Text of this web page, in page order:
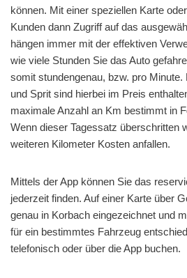
können. Mit einer speziellen Karte
Kunden dann Zugriff auf das
hängen immer mit der effektiven
wie viele Stunden Sie das Auto
somit stundengenau, bzw. pro
und Sprit sind hierbei im Preis
maximale Anzahl an Km bestimmt in
Wenn dieser Tagessatz überschritten
weiteren Kilometer Kosten anfallen.
Mittels der App können Sie das
jederzeit finden. Auf einer Karte über
genau in Korbach eingezeichnet und
für ein bestimmtes Fahrzeug
telefonisch oder über die App buchen.